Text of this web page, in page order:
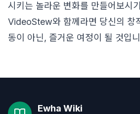
시키는 놀라운 변화를 만들어보시
VideoStew와 함께라면 당신의 창
동이 아닌, 즐거운 여정이 될 것입
Ewha Wiki